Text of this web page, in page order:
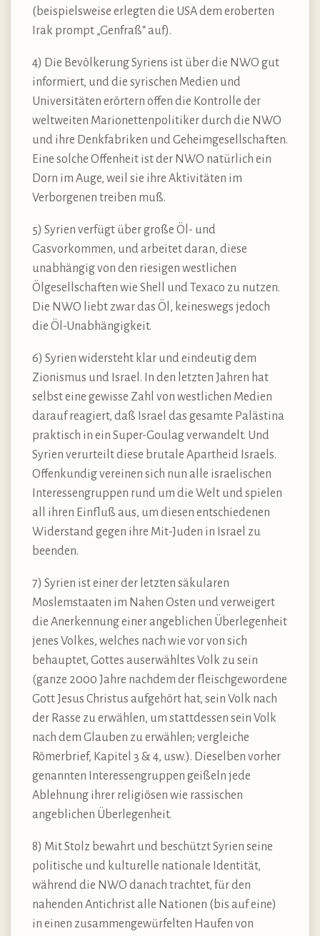
(beispielsweise erlegten die USA dem eroberten
Irak prompt „Genfraß“ auf).
4) Die Bevölkerung Syriens ist über die NWO gut
informiert, und die syrischen Medien und
Universitäten erörtern offen die Kontrolle der
weltweiten Marionettenpolitiker durch die NWO
und ihre Denkfabriken und Geheimgesellschaften.
Eine solche Offenheit ist der NWO natürlich ein
Dorn im Auge, weil sie ihre Aktivitäten im
Verborgenen treiben muß.
5) Syrien verfügt über große Öl- und
Gasvorkommen, und arbeitet daran, diese
unabhängig von den riesigen westlichen
Ölgesellschaften wie Shell und Texaco zu nutzen.
Die NWO liebt zwar das Öl, keineswegs jedoch
die Öl-Unabhängigkeit.
6) Syrien widersteht klar und eindeutig dem
Zionismus und Israel. In den letzten Jahren hat
selbst eine gewisse Zahl von westlichen Medien
darauf reagiert, daß Israel das gesamte Palästina
praktisch in ein Super-Goulag verwandelt. Und
Syrien verurteilt diese brutale Apartheid Israels.
Offenkundig vereinen sich nun alle israelischen
Interessengruppen rund um die Welt und spielen
all ihren Einfluß aus, um diesen entschiedenen
Widerstand gegen ihre Mit-Juden in Israel zu
beenden.
7) Syrien ist einer der letzten säkularen
Moslemstaaten im Nahen Osten und verweigert
die Anerkennung einer angeblichen Überlegenheit
jenes Volkes, welches nach wie vor von sich
behauptet, Gottes auserwähltes Volk zu sein
(ganze 2000 Jahre nachdem der fleischgewordene
Gott Jesus Christus aufgehört hat, sein Volk nach
der Rasse zu erwählen, um stattdessen sein Volk
nach dem Glauben zu erwählen; vergleiche
Römerbrief, Kapitel 3 & 4, usw.). Dieselben vorher
genannten Interessengruppen geißeln jede
Ablehnung ihrer religiösen wie rassischen
angeblichen Überlegenheit.
8) Mit Stolz bewahrt und beschützt Syrien seine
politische und kulturelle nationale Identität,
während die NWO danach trachtet, für den
nahenden Antichrist alle Nationen (bis auf eine)
in einen zusammengewürfelten Haufen von